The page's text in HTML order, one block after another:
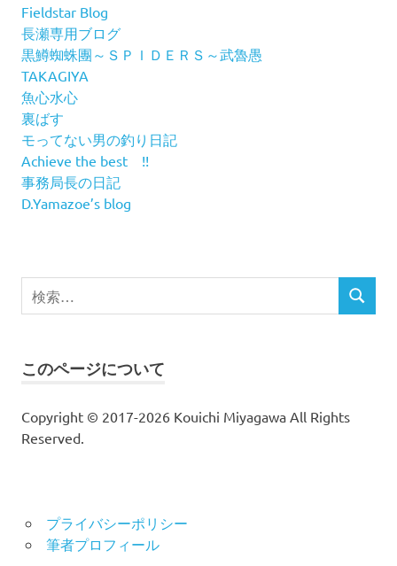
Fieldstar Blog
長瀬専用ブログ
黒鱒蜘蛛團～ＳＰＩＤＥＲＳ～武魯愚
TAKAGIYA
魚心水心
裏ばす
モってない男の釣り日記
Achieve the best !!
事務局長の日記
D.Yamazoe’s blog
検
索
検
このページについて
Copyright © 2017-2026 Kouichi Miyagawa All Rights
Reserved.
プライバシーポリシー
筆者プロフィール